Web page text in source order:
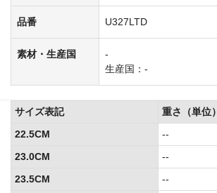
品番 U327LTD
素材・生産国
-
生産国：-
サイズ表記
重さ（単位）
22.5CM
--
23.0CM
--
23.5CM
--